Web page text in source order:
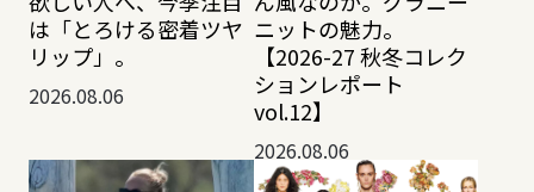
は「とろける密着ツヤ
リップ」。
2026.08.06
ニットの魅力。
【2026-27 秋冬コレク
ションレポート
vol.12】
2026.08.06